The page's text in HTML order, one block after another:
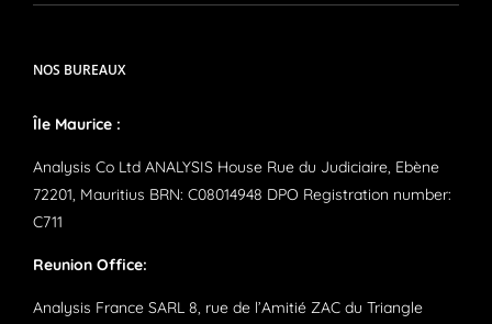
NOS BUREAUX
Île Maurice :
Analysis Co Ltd ANALYSIS House Rue du Judiciaire, Ebène
72201, Mauritius BRN: C08014948 DPO Registration number:
C711
Reunion Office:
Analysis France SARL 8, rue de l’Amitié ZAC du Triangle